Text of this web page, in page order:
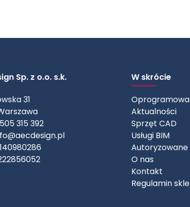
Sp. z o.o. s.k.
31
315 392
W skrócie
Aktualności
Sprzęt CAD
Usługi BIM
O nas
Kontakt
Regulamin